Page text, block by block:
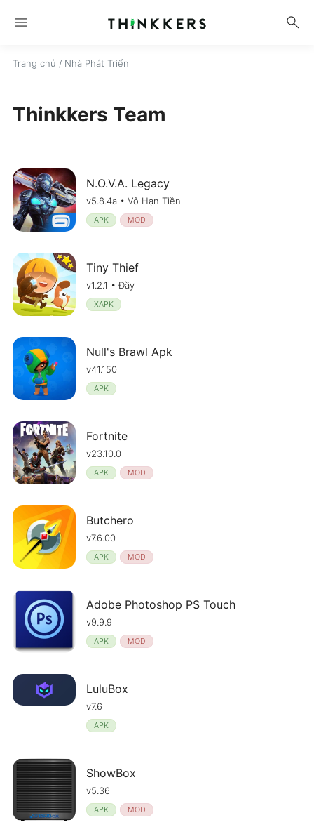
menu search
Trang chủ / Nhà Phát Triển
Thinkkers Team
N.O.V.A. Legacy
v5.8.4a • Vô Hạn Tiền
APK MOD
Tiny Thief
v1.2.1 • Đầy
XAPK
Null's Brawl Apk
v41.150
APK
Fortnite
v23.10.0
APK MOD
Butchero
v7.6.00
APK MOD
Adobe Photoshop PS Touch
v9.9.9
APK MOD
LuluBox
v7.6
APK
ShowBox
v5.36
APK MOD